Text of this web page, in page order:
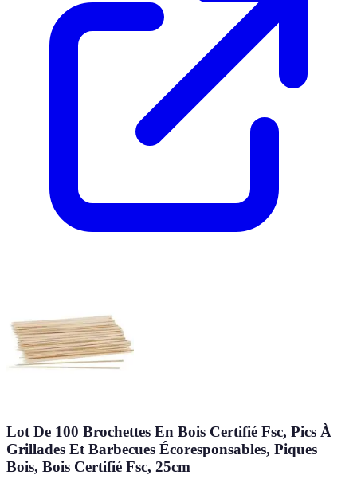
Lot De 100 Brochettes En Bois Certifié Fsc, Pics À
Grillades Et Barbecues Écoresponsables, Piques
Bois, Bois Certifié Fsc, 25cm